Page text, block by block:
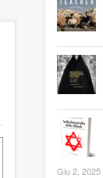
Giu 2, 2025